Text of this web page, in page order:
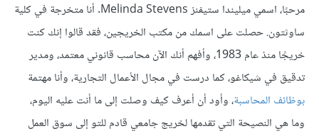
مرحبًا، اسمي ميليندا ستيفنز Melinda Stevens. أنا متخرجة في كلية
ساوثتون. حصلت على اسمك من مكتب الخريجين، فقد قالوا إنك كنت
خريجًا منذ عام 1983، وأفهم أنك الآن محاسب قانوني معتمد، ومدير
تدقيق في شيكاغو، كما درست في مجال الأعمال التجارية، وأنا مهتمة
بوظائف المحاسبة، وأود أن أعرف كيف وصلت إلى ما أنت عليه اليوم،
وما هي النصيحة التي تقدمها لخريج جامعي قادم للتو إلى سوق العمل